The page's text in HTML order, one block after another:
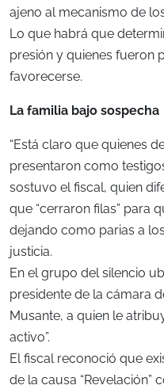
ajeno al mecanismo de
Lo que habrá que
presión y quienes fueron
favorecerse.
La familia bajo sospecha
“Está claro que quienes
presentaron como
sostuvo el fiscal, quien
que “cerraron filas” para
dejando como parias a
justicia.
En el grupo del silencio
presidente de la cámara
Musante, a quien le
activo”.
El fiscal reconoció que
de la causa “Revelación”